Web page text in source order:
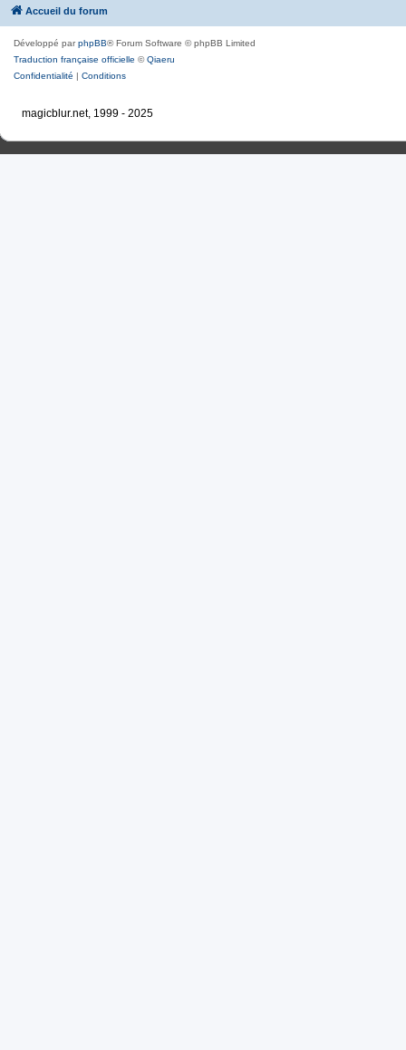
Accueil du forum
Développé parphpBB® Forum Software © phpBB Limited
Traduction française officielle ©Qiaeru
Confidentialité | Conditions
magicblur.net, 1999 - 2025